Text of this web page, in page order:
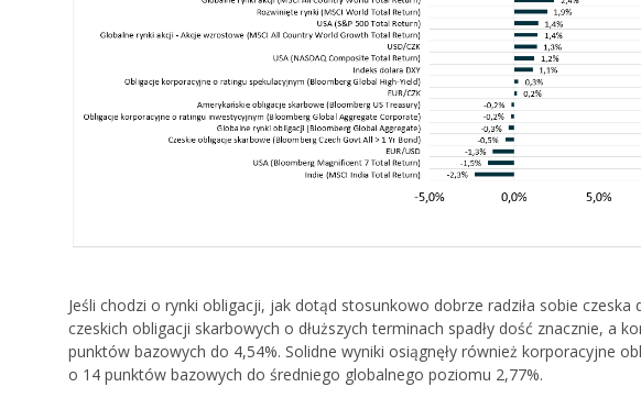
Jeśli chodzi o rynki obligacji, jak dotąd stosunkowo dobrze radziła sobie
czeskich obligacji skarbowych o dłuższych terminach spadły dość znacznie, a
punktów bazowych do 4,54%. Solidne wyniki osiągnęły również korporacyjne
o 14 punktów bazowych do średniego globalnego poziomu 2,77%.